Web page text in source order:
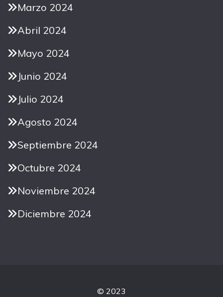
Marzo 2024
Abril 2024
Mayo 2024
Junio 2024
Julio 2024
Agosto 2024
Septiembre 2024
Octubre 2024
Noviembre 2024
Diciembre 2024
© 2023